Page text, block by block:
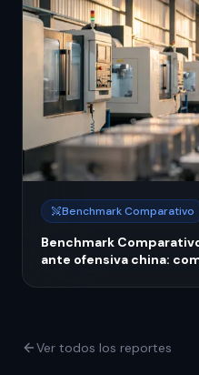
Benchmark Comparativo
Benchmark
ante ofensiva china:
Ver todos los reportes